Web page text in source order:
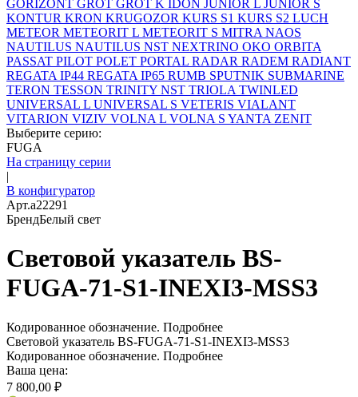
GORIZONT GROT GROT K IDON JUNIOR L JUNIOR S
KONTUR KRON KRUGOZOR KURS S1 KURS S2 LUCH
METEOR METEORIT L METEORIT S MITRA NAOS
NAUTILUS NAUTILUS NST NEXTRINO OKO ORBITA
PASSAT PILOT POLET PORTAL RADAR RADEM RADIANT
REGATA IP44 REGATA IP65 RUMB SPUTNIK SUBMARINE
TERON TESSON TRINITY NST TRIOLA TWINLED
UNIVERSAL L UNIVERSAL S VETERIS VIALANT
VITARION VIZIV VOLNA L VOLNA S YANTA ZENIT
Выберите серию:
FUGA
На страницу серии
|
В конфигуратор
Арт.a22291
БрендБелый свет
Световой указатель BS-
FUGA-71-S1-INEXI3-MSS3
Кодированное обозначение. Подробнее
Световой указатель BS-FUGA-71-S1-INEXI3-MSS3
Кодированное обозначение. Подробнее
Ваша цена:
7 800,00 ₽